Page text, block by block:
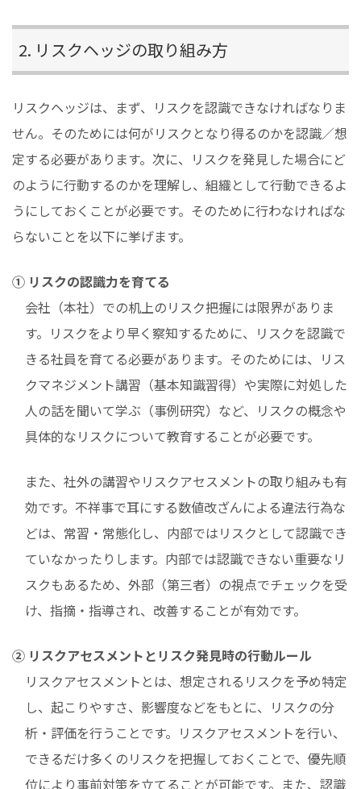
2. リスクヘッジの取り組み方
リスクヘッジは、まず、リスクを認識できなければなりま
せん。そのためには何がリスクとなり得るのかを認識／想
定する必要があります。次に、リスクを発見した場合にど
のように行動するのかを理解し、組織として行動できるよ
うにしておくことが必要です。そのために行わなければな
らないことを以下に挙げます。
① リスクの認識力を育てる
会社（本社）での机上のリスク把握には限界がありま
す。リスクをより早く察知するために、リスクを認識で
きる社員を育てる必要があります。そのためには、リス
クマネジメント講習（基本知識習得）や実際に対処した
人の話を聞いて学ぶ（事例研究）など、リスクの概念や
具体的なリスクについて教育することが必要です。
また、社外の講習やリスクアセスメントの取り組みも有
効です。不祥事で耳にする数値改ざんによる違法行為な
どは、常習・常態化し、内部ではリスクとして認識でき
ていなかったりします。内部では認識できない重要なリ
スクもあるため、外部（第三者）の視点でチェックを受
け、指摘・指導され、改善することが有効です。
② リスクアセスメントとリスク発見時の行動ルール
リスクアセスメントとは、想定されるリスクを予め特定
し、起こりやすさ、影響度などをもとに、リスクの分
析・評価を行うことです。リスクアセスメントを行い、
できるだけ多くのリスクを把握しておくことで、優先順
位により事前対策を立てることが可能です。また、認識